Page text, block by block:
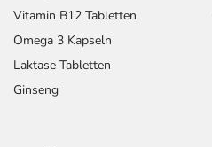
Vitamin B12 Tabletten
Omega 3 Kapseln
Laktase Tabletten
Ginseng